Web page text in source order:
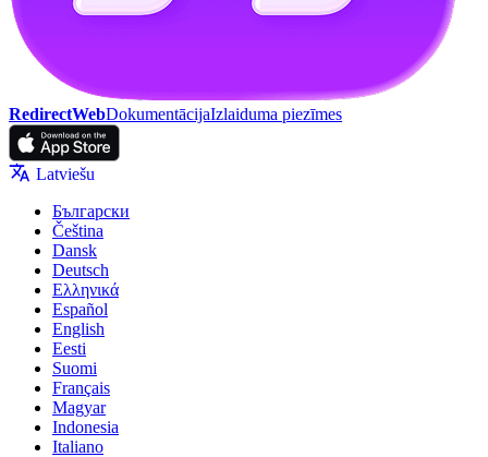
RedirectWebDokumentācijaIzlaiduma piezīmes
Latviešu
Български
Čeština
Dansk
Deutsch
Ελληνικά
Español
English
Eesti
Suomi
Français
Magyar
Indonesia
Italiano